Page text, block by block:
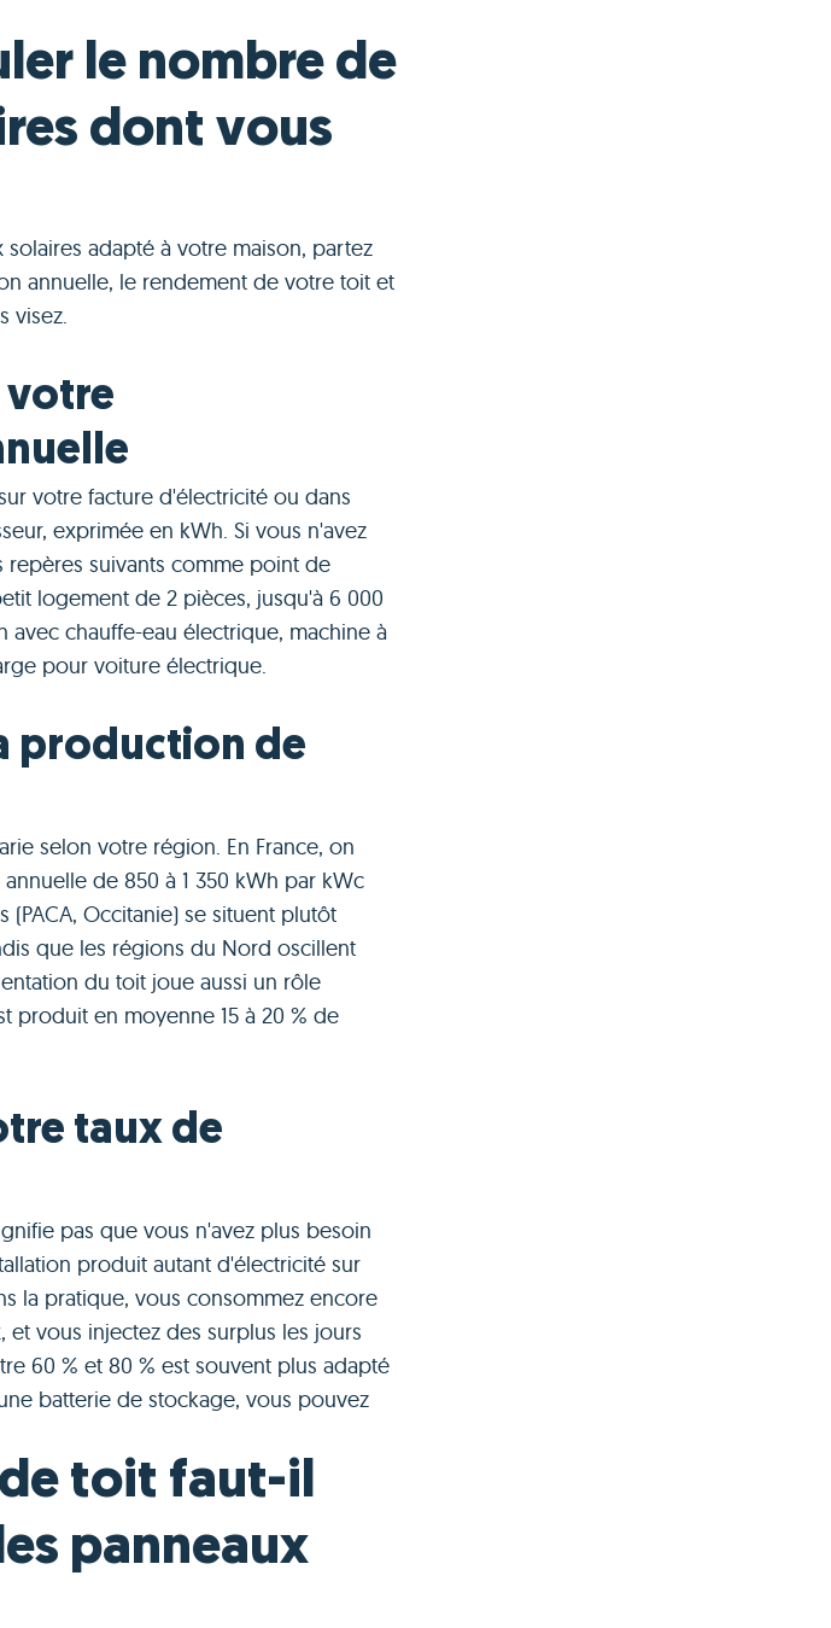
le nombre de
dont vous
adapté à votre maison, partez
annuelle, le rendement de votre toit et
visez.
votre
votre facture d'électricité ou dans
exprimée en kWh. Si vous n'avez
repères suivants comme point de
logement de 2 pièces, jusqu'à 6 000
chauffe-eau électrique, machine à
pour voiture électrique.
production de
selon votre région. En France, on
de 850 à 1 350 kWh par kWc
(PACA, Occitanie) se situent plutôt
que les régions du Nord oscillent
du toit joue aussi un rôle
produit en moyenne 15 à 20 % de
taux de
pas que vous n'avez plus besoin
produit autant d'électricité sur
la pratique, vous consommez encore
vous injectez des surplus les jours
60 % et 80 % est souvent plus adapté
batterie de stockage, vous pouvez
toit faut-il
panneaux